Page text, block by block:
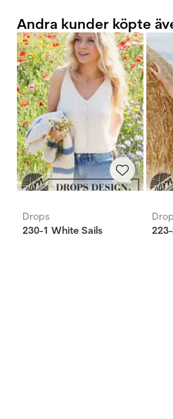
Andra kunder köpte
Drops
230-1 White Sails